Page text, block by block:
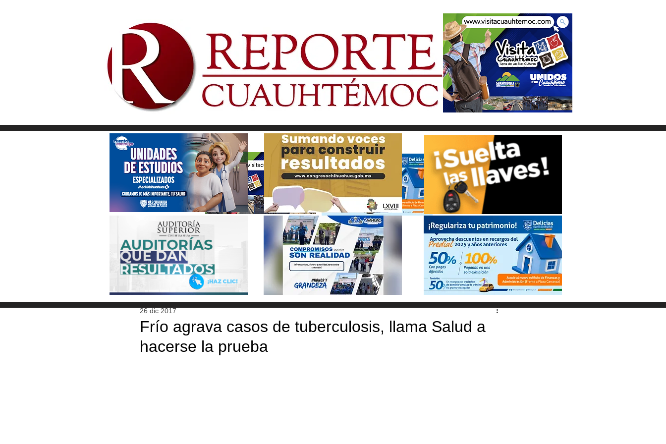
Frío agrava casos de tuberculosis, llama Salud a
hacerse la prueba
26 dic 2017